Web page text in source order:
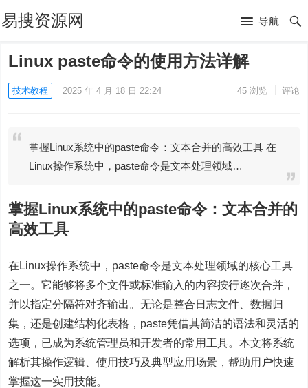
易搜资源网 导航
Linux paste命令的使用方法详解
技术教程 2025 年 4 月 18 日 22:24 45浏览 评论
掌握Linux系统中的paste命令：文本合并的高效工具 在
Linux操作系统中，paste命令是文本处理领域…
掌握Linux系统中的paste命令：文本合并的
高效工具
在Linux操作系统中，paste命令是文本处理领域的核心工具
之一。它能够将多个文件或标准输入的内容按行逐次合并，
并以指定分隔符对齐输出。无论是整合日志文件、数据归
集，还是创建结构化表格，paste凭借其简洁的语法和灵活的
选项，已成为系统管理员和开发者的常用工具。本文将系统
解析其操作逻辑、使用技巧及典型应用场景，帮助用户快速
掌握这一实用技能。